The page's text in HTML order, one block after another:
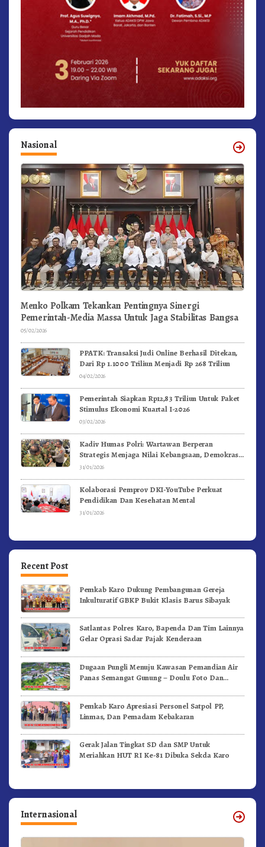
Nasional
Menko Polkam Tekankan Pentingnya Sinergi
Pemerintah-Media Massa Untuk Jaga Stabilitas Bangsa
05/02/2026
PPATK: Transaksi Judi Online Berhasil Ditekan,
Dari Rp 1.1000 Triliun Menjadi Rp 268 Triliun
04/02/2026
Pemerintah Siapkan Rp12,83 Triliun Untuk Paket
Stimulus Ekonomi Kuartal I-2026
03/02/2026
Kadiv Humas Polri: Wartawan Berperan
Strategis Menjaga Nilai Kebangsaan, Demokrasi,
dan NKRI
31/01/2026
Kolaborasi Pemprov DKI-YouTube Perkuat
Pendidikan Dan Kesehatan Mental
31/01/2026
Recent Post
Pemkab Karo Dukung Pembangunan Gereja
Inkulturatif GBKP Bukit Klasis Barus Sibayak
Satlantas Polres Karo, Bapenda Dan Tim Lainnya
Gelar Oprasi Sadar Pajak Kenderaan
Dugaan Pungli Menuju Kawasan Pemandian Air
Panas Semangat Gunung – Doulu Foto Dan
Pemkab Karo Apresiasi Personel Satpol PP,
Linmas, Dan Pemadam Kebakaran
Gerak Jalan Tingkat SD dan SMP Untuk
Meriahkan HUT RI Ke-81 Dibuka Sekda Karo
Internasional